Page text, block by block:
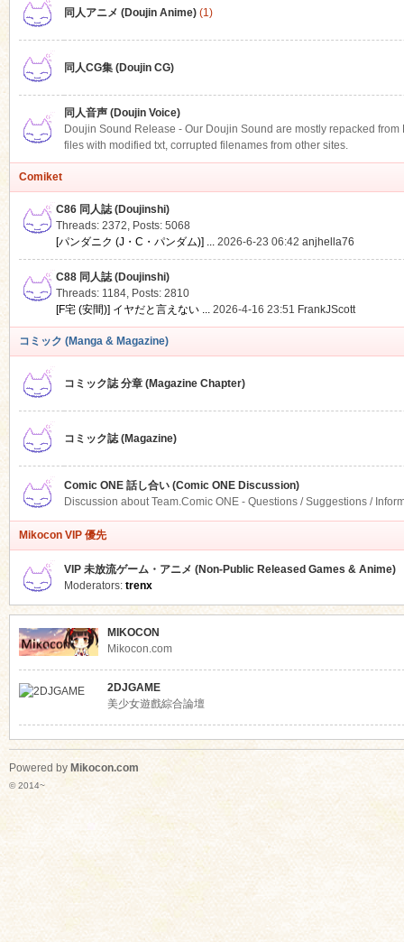
同人アニメ (Doujin Anime)(1)
同人CG集 (Doujin CG)
同人音声 (Doujin Voice)
Doujin Sound Release - Our Doujin Sound are mostly repacked
files with modified txt, corrupted filenames from other sites.
Comiket
C86 同人誌 (Doujinshi)
Threads: 2372, Posts: 5068
[パンダニク (J・C・パンダム)] ... 2026-6-23 06:42 anjhella76
C88 同人誌 (Doujinshi)
Threads: 1184, Posts: 2810
[F宅 (安間)] イヤだと言えない ... 2026-4-16 23:51 FrankJScott
コミック (Manga & Magazine)
コミック誌 分章 (Magazine Chapter)
コミック誌 (Magazine)
Comic ONE 話し合い (Comic ONE Discussion)
Discussion about Team.Comic ONE - Questions / Suggestions /
Mikocon VIP 優先
VIP 未放流ゲーム・アニメ (Non-Public Released Games & Anime)
Moderators: trenx
MIKOCON
Mikocon.com
2DJGAME
美少女遊戲綜合論壇
Powered by Mikocon.com
© 2014~